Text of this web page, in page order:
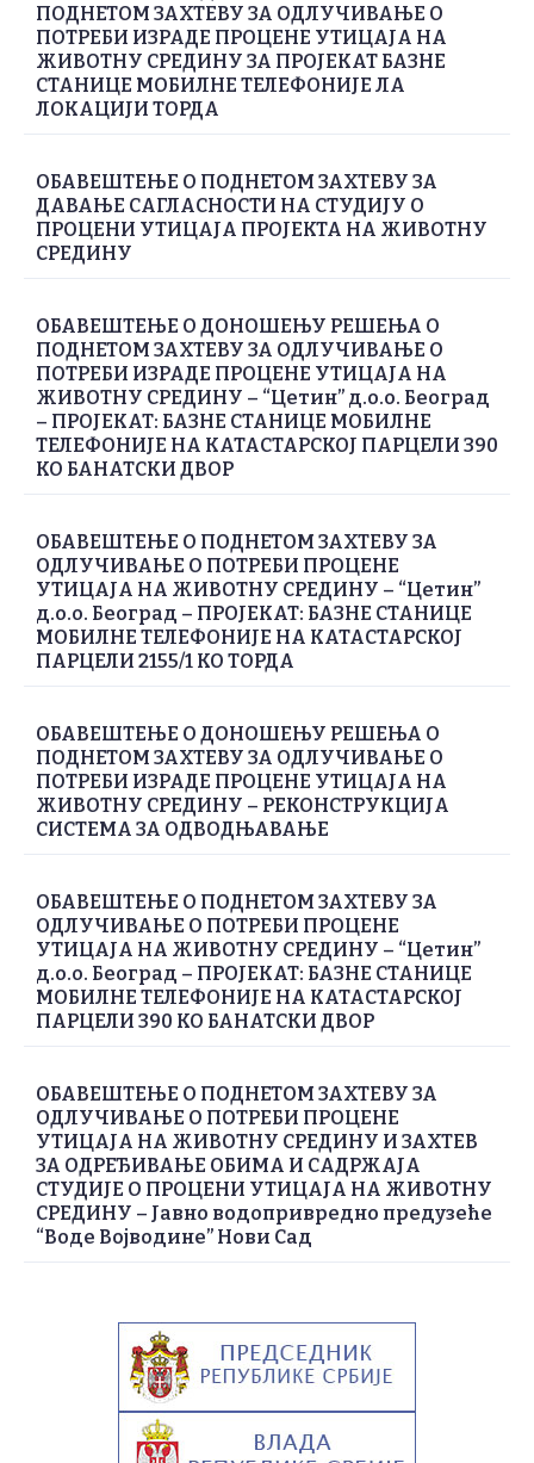
ПОДНЕТОМ ЗАХТЕВУ ЗА ОДЛУЧИВАЊЕ О
ПОТРЕБИ ИЗРАДЕ ПРОЦЕНЕ УТИЦАЈА НА
ЖИВОТНУ СРЕДИНУ ЗА ПРОЈЕКАТ БАЗНЕ
СТАНИЦЕ МОБИЛНЕ ТЕЛЕФОНИЈЕ ЛА
ЛОКАЦИЈИ ТОРДА
ОБАВЕШТЕЊЕ О ПОДНЕТОМ ЗАХТЕВУ ЗА
ДАВАЊЕ САГЛАСНОСТИ НА СТУДИЈУ О
ПРОЦЕНИ УТИЦАЈА ПРОЈЕКТА НА ЖИВОТНУ
СРЕДИНУ
ОБАВЕШТЕЊЕ О ДОНОШЕЊУ РЕШЕЊА О
ПОДНЕТОМ ЗАХТЕВУ ЗА ОДЛУЧИВАЊЕ О
ПОТРЕБИ ИЗРАДЕ ПРОЦЕНЕ УТИЦАЈА НА
ЖИВОТНУ СРЕДИНУ – “Цетин” д.о.о. Београд
– ПРОЈЕКАТ: БАЗНЕ СТАНИЦЕ МОБИЛНЕ
ТЕЛЕФОНИЈЕ НА КАТАСТАРСКОЈ ПАРЦЕЛИ 390
КО БАНАТСКИ ДВОР
ОБАВЕШТЕЊЕ О ПОДНЕТОМ ЗАХТЕВУ ЗА
ОДЛУЧИВАЊЕ О ПОТРЕБИ ПРОЦЕНЕ
УТИЦАЈА НА ЖИВОТНУ СРЕДИНУ – “Цетин”
д.о.о. Београд – ПРОЈЕКАТ: БАЗНЕ СТАНИЦЕ
МОБИЛНЕ ТЕЛЕФОНИЈЕ НА КАТАСТАРСКОЈ
ПАРЦЕЛИ 2155/1 КО ТОРДА
ОБАВЕШТЕЊЕ О ДОНОШЕЊУ РЕШЕЊА О
ПОДНЕТОМ ЗАХТЕВУ ЗА ОДЛУЧИВАЊЕ О
ПОТРЕБИ ИЗРАДЕ ПРОЦЕНЕ УТИЦАЈА НА
ЖИВОТНУ СРЕДИНУ – РЕКОНСТРУКЦИЈА
СИСТЕМА ЗА ОДВОДЊАВАЊЕ
ОБАВЕШТЕЊЕ О ПОДНЕТОМ ЗАХТЕВУ ЗА
ОДЛУЧИВАЊЕ О ПОТРЕБИ ПРОЦЕНЕ
УТИЦАЈА НА ЖИВОТНУ СРЕДИНУ – “Цетин”
д.о.о. Београд – ПРОЈЕКАТ: БАЗНЕ СТАНИЦЕ
МОБИЛНЕ ТЕЛЕФОНИЈЕ НА КАТАСТАРСКОЈ
ПАРЦЕЛИ 390 КО БАНАТСКИ ДВОР
ОБАВЕШТЕЊЕ О ПОДНЕТОМ ЗАХТЕВУ ЗА
ОДЛУЧИВАЊЕ О ПОТРЕБИ ПРОЦЕНЕ
УТИЦАЈА НА ЖИВОТНУ СРЕДИНУ И ЗАХТЕВ
ЗА ОДРЕЂИВАЊЕ ОБИМА И САДРЖАЈА
СТУДИЈЕ О ПРОЦЕНИ УТИЦАЈА НА ЖИВОТНУ
СРЕДИНУ – Јавно водопривредно предузеће
“Воде Војводине” Нови Сад